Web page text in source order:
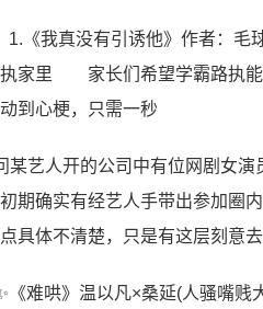
1.《我真没有引诱他》作者：
家里 家长们希望学霸路执
到心梗，只需一秒
某艺人开的公司中有位网剧女
期确实有经艺人手带出参加圈
具体不清楚，只是有这层刻意
《难哄》​温以凡×桑延(人骚嘴